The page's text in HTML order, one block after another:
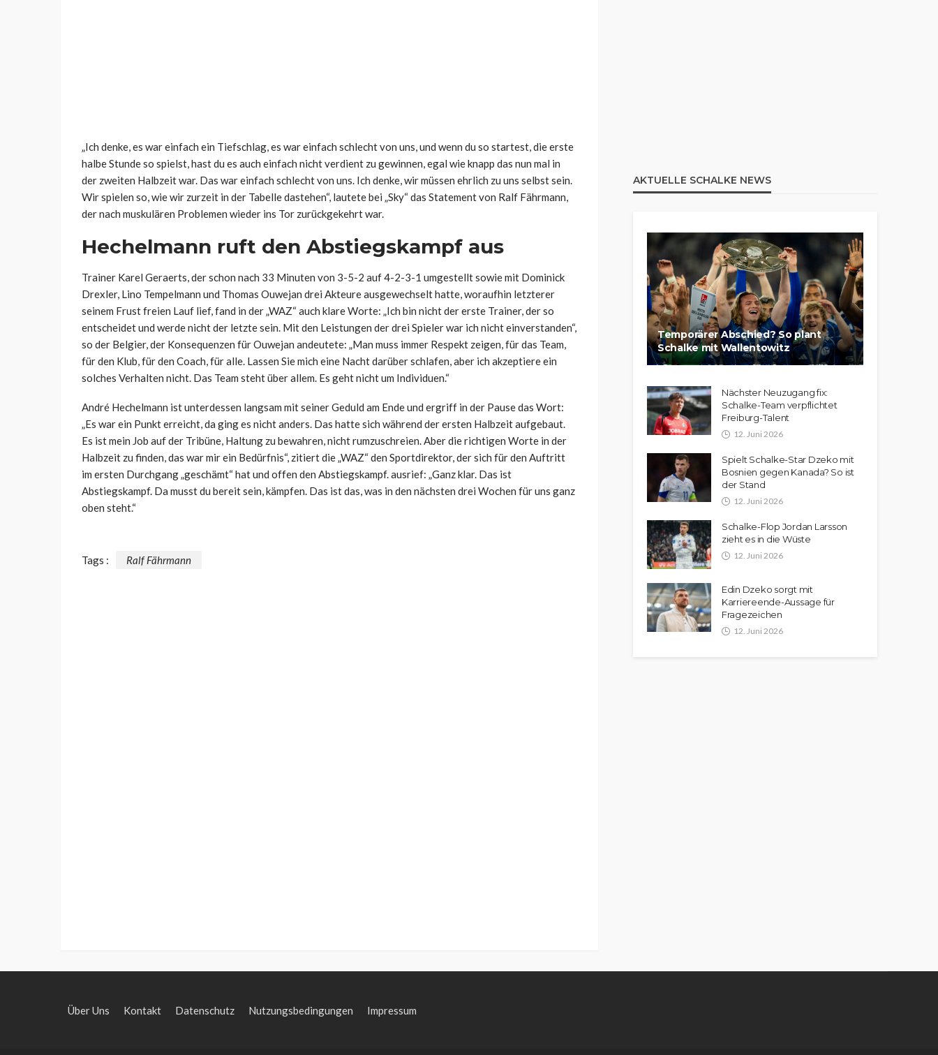
„Ich denke, es war einfach ein Tiefschlag, es war einfach schlecht von uns, und wenn du so startest, die erste
halbe Stunde so spielst, hast du es auch einfach nicht verdient zu gewinnen, egal wie knapp das nun mal in
der zweiten Halbzeit war. Das war einfach schlecht von uns. Ich denke, wir müssen ehrlich zu uns selbst sein.
Wir spielen so, wie wir zurzeit in der Tabelle dastehen“, lautete bei „Sky“ das Statement von Ralf Fährmann,
der nach muskulären Problemen wieder ins Tor zurückgekehrt war.
Hechelmann ruft den Abstiegskampf aus
Trainer Karel Geraerts, der schon nach 33 Minuten von 3-5-2 auf 4-2-3-1 umgestellt sowie mit Dominick
Drexler, Lino Tempelmann und Thomas Ouwejan drei Akteure ausgewechselt hatte, woraufhin letzterer
seinem Frust freien Lauf lief, fand in der „WAZ“ auch klare Worte: „Ich bin nicht der erste Trainer, der so
entscheidet und werde nicht der letzte sein. Mit den Leistungen der drei Spieler war ich nicht einverstanden“,
so der Belgier, der Konsequenzen für Ouwejan andeutete: „Man muss immer Respekt zeigen, für das Team,
für den Klub, für den Coach, für alle. Lassen Sie mich eine Nacht darüber schlafen, aber ich akzeptiere ein
solches Verhalten nicht. Das Team steht über allem. Es geht nicht um Individuen.“
André Hechelmann ist unterdessen langsam mit seiner Geduld am Ende und ergriff in der Pause das Wort:
„Es war ein Punkt erreicht, da ging es nicht anders. Das hatte sich während der ersten Halbzeit aufgebaut.
Es ist mein Job auf der Tribüne, Haltung zu bewahren, nicht rumzuschreien. Aber die richtigen Worte in der
Halbzeit zu finden, das war mir ein Bedürfnis“, zitiert die „WAZ“ den Sportdirektor, der sich für den Auftritt
im ersten Durchgang„geschämt“ hat und offen den Abstiegskampf. ausrief: „Ganz klar. Das ist
Abstiegskampf. Da musst du bereit sein, kämpfen. Das ist das, was in den nächsten drei Wochen für uns ganz
oben steht.“
Tags : Ralf Fährmann
AKTUELLE SCHALKE NEWS
Temporärer Abschied? So plant
Schalke mit Wallentowitz
Nächster Neuzugang fix:
Schalke-Team verpflichtet
Freiburg-Talent
12. Juni 2026
Spielt Schalke-Star Dzeko mit
Bosnien gegen Kanada? So ist
der Stand
12. Juni 2026
Schalke-Flop Jordan Larsson
zieht es in die Wüste
12. Juni 2026
Edin Dzeko sorgt mit
Karriereende-Aussage für
Fragezeichen
12. Juni 2026
Über Uns Kontakt Datenschutz Nutzungsbedingungen Impressum